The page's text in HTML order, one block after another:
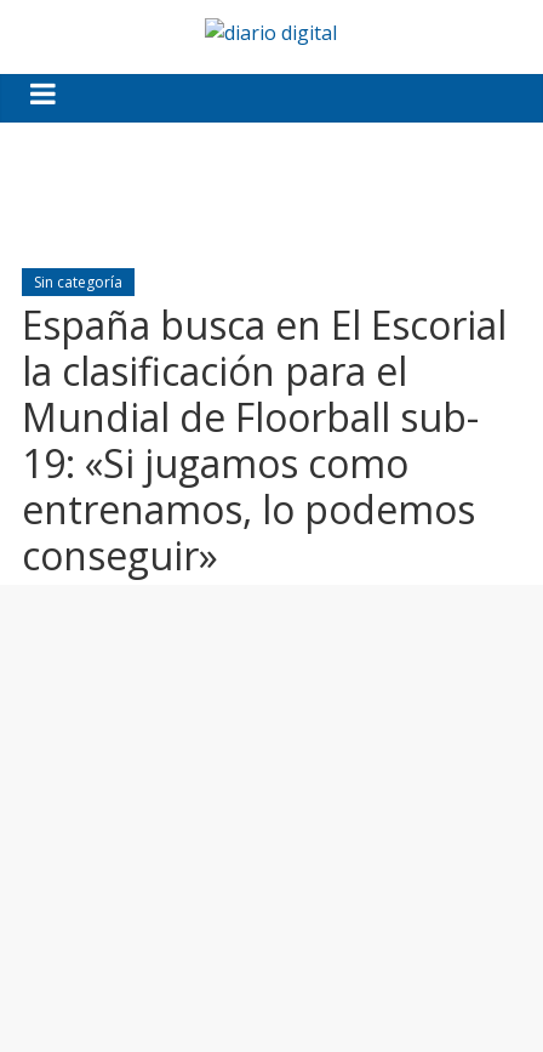
Sin categoría
España busca en El Escorial
la clasificación para el
Mundial de Floorball sub-
19: «Si jugamos como
entrenamos, lo podemos
conseguir»